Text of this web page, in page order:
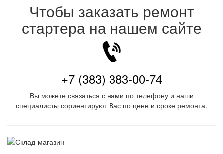
Чтобы заказать ремонт
стартера на нашем сайте
+7 (383) 383-00-74
Вы можете связаться с нами по телефону и наши
специалисты сориентируют Вас по цене и сроке ремонта.